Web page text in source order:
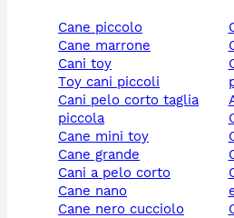
cane piccolo
cane marrone
cani toy
toy cani piccoli
cani pelo corto taglia
piccola
cane mini toy
cane grande
cani a pelo corto
cane nano
cane nero cucciolo
cane